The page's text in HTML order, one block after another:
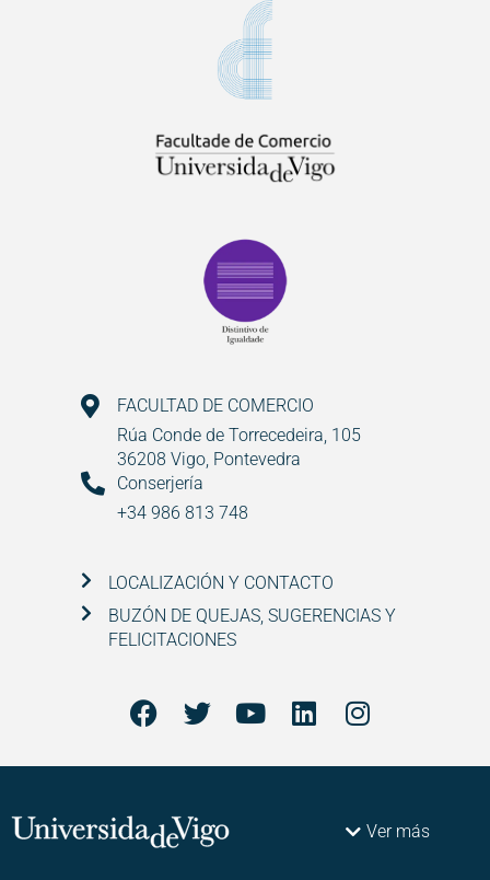
FACULTAD DE COMERCIO
Rúa Conde de Torrecedeira, 105
36208 Vigo, Pontevedra
Conserjería
+34 986 813 748
LOCALIZACIÓN Y CONTACTO
BUZÓN DE QUEJAS, SUGERENCIAS Y
FELICITACIONES
Ver más